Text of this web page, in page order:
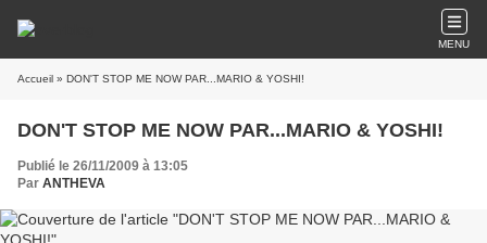
MENU
Accueil » DON'T STOP ME NOW PAR...MARIO & YOSHI!
DON'T STOP ME NOW PAR...MARIO & YOSHI!
Publié le 26/11/2009 à 13:05
Par ANTHEVA